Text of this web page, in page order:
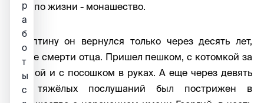
путь по жизни - монашество.
В Оптину он вернулся только через десять лет,
после смерти отца. Пришел пешком, с котомкой за
спиной и с посошком в руках. А еще через девять
лет тяжёлых послушаний был пострижен в
р
а
б
о
т
ы
с